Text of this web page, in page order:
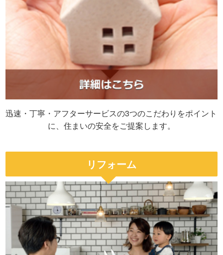
迅速・丁寧・アフターサービスの3つのこだわりをポイント
に、住まいの安全をご提案します。
リフォーム